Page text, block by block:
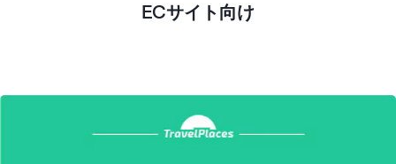
ECサイト向け